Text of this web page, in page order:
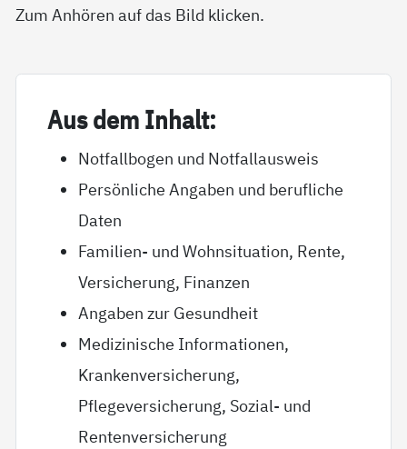
Zum Anhören auf das Bild klicken.
Aus dem In­halt:
Notfallbogen und Notfallausweis
Persönliche Angaben und berufliche
Daten
Familien- und Wohnsituation, Rente,
Versicherung, Finanzen
Angaben zur Gesundheit
Medizinische Informationen,
Krankenversicherung,
Pflegeversicherung, Sozial- und
Rentenversicherung